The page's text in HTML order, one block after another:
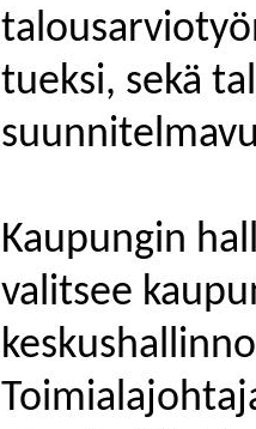
tueksi, sekä
Kaupungin
valitsee